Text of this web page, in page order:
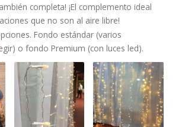
completa! ¡El complemento ideal
que no son al aire libre!
Fondo estándar (varios
o fondo Premium (con luces led).